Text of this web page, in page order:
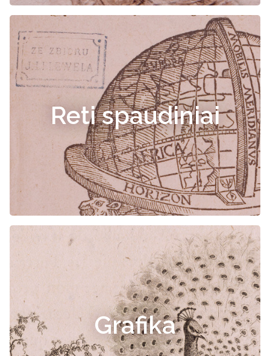
Reti spaudiniai
Grafika